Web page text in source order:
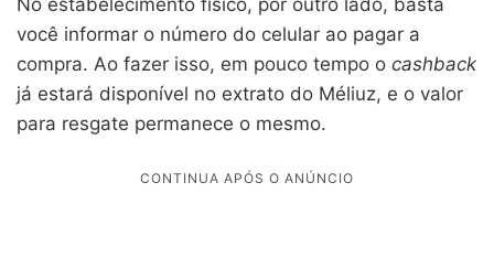
No estabelecimento físico, por outro lado, basta
você informar o número do celular ao pagar a
compra. Ao fazer isso, em pouco tempo o cashback
já estará disponível no extrato do Méliuz, e o valor
para resgate permanece o mesmo.